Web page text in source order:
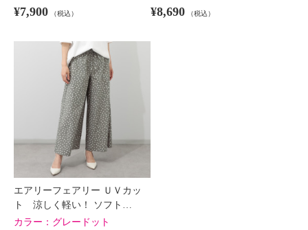
¥7,900 （税込） ¥8,690 （税込）
エアリーフェアリー ＵＶカッ
ト 涼しく軽い！ ソフト…
カラー： グレードット